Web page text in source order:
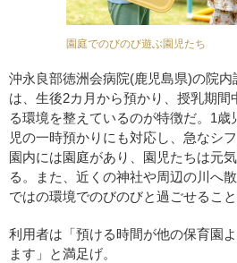
園庭でのびのび遊ぶ園児たち
沖永良部徳洲会病院(鹿児島県)の院
は、生後2カ月から預かり、授乳期間
る環境を整えているのが特徴だ。1
児の一時預かりにも対応し、急なシ
園内には園庭があり、園児たちは元
る。また、近くの神社や周辺の川へ
ではの環境でのびのびと過ごせること
利用者は「預ける時間が他の保育園
ます」と満足げ。